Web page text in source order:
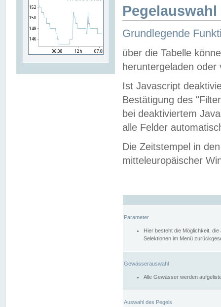
Grundlegende
über die Tabelle
heruntergeladen oder
Ist Javascript
Bestätigung des
bei deaktiviertem
alle Felder
Die Zeitstempel in
mitteleuropäischer
Parameter
Hier besteht die Möglichkeit,
Selektionen im Menü
Gewässerauswahl
Alle Gewässer werden
Auswahl des Pegels